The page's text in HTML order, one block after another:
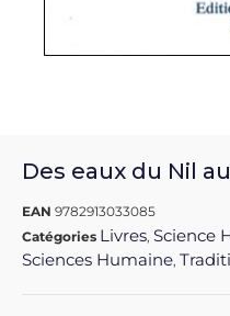
Des eaux du Nil
EAN 9782913033085
Catégories Livres, Science
Sciences Humaine,